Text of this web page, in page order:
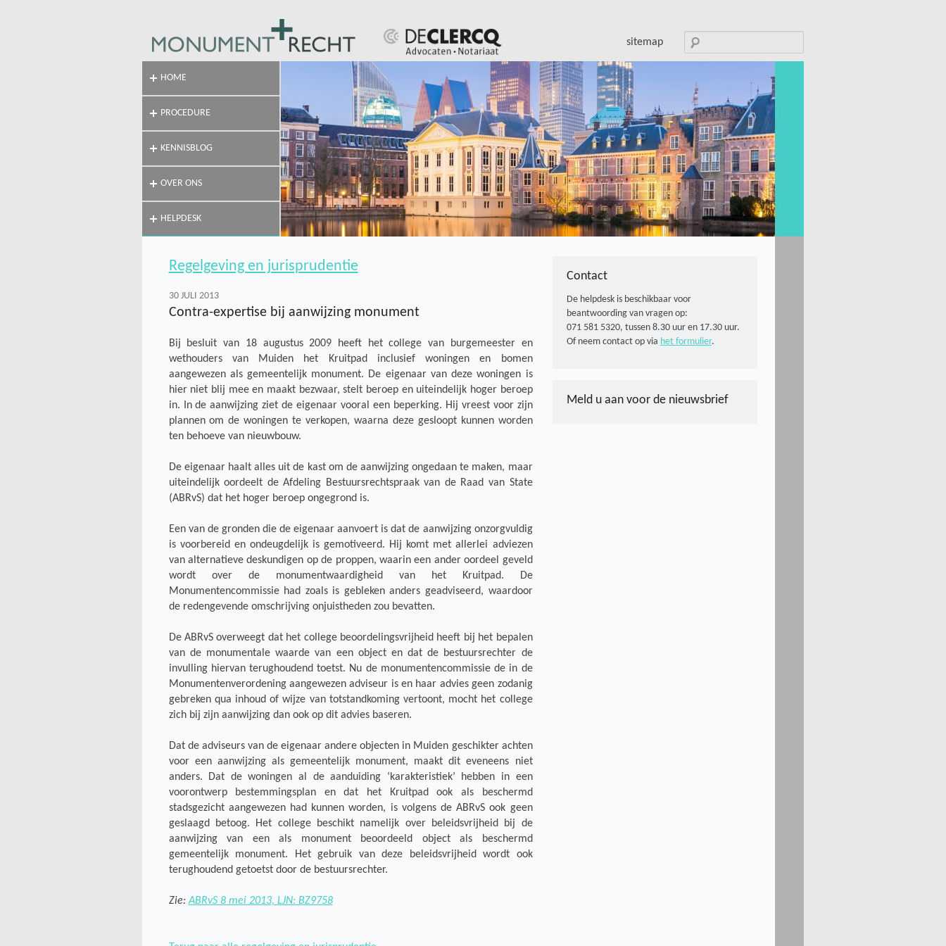
HOME
PROCEDURE
KENNISBLOG
OVER ONS
HELPDESK
Regelgeving en jurisprudentie
30 JULI 2013
Contra-expertise bij aanwijzing monument
Bij besluit van 18 augustus 2009 heeft het college van burgemeester en
wethouders van Muiden het Kruitpad inclusief woningen en bomen
aangewezen als gemeentelijk monument. De eigenaar van deze woningen is
hier niet blij mee en maakt bezwaar, stelt beroep en uiteindelijk hoger beroep
in. In de aanwijzing ziet de eigenaar vooral een beperking. Hij vreest voor zijn
plannen om de woningen te verkopen, waarna deze gesloopt kunnen worden
ten behoeve van nieuwbouw.
De eigenaar haalt alles uit de kast om de aanwijzing ongedaan te maken, maar
uiteindelijk oordeelt de Afdeling Bestuursrechtspraak van de Raad van State
(ABRvS) dat het hoger beroep ongegrond is.
Een van de gronden die de eigenaar aanvoert is dat de aanwijzing onzorgvuldig
is voorbereid en ondeugdelijk is gemotiveerd. Hij komt met allerlei adviezen
van alternatieve deskundigen op de proppen, waarin een ander oordeel geveld
wordt over de monumentwaardigheid van het Kruitpad. De
Monumentencommissie had zoals is gebleken anders geadviseerd, waardoor
de redengevende omschrijving onjuistheden zou bevatten.
De ABRvS overweegt dat het college beoordelingsvrijheid heeft bij het bepalen
van de monumentale waarde van een object en dat de bestuursrechter de
invulling hiervan terughoudend toetst. Nu de monumentencommissie de in de
Monumentenverordening aangewezen adviseur is en haar advies geen zodanig
gebreken qua inhoud of wijze van totstandkoming vertoont, mocht het college
zich bij zijn aanwijzing dan ook op dit advies baseren.
Dat de adviseurs van de eigenaar andere objecten in Muiden geschikter achten
voor een aanwijzing als gemeentelijk monument, maakt dit eveneens niet
anders. Dat de woningen al de aanduiding ‘karakteristiek’ hebben in een
voorontwerp bestemmingsplan en dat het Kruitpad ook als beschermd
stadsgezicht aangewezen had kunnen worden, is volgens de ABRvS ook geen
geslaagd betoog. Het college beschikt namelijk over beleidsvrijheid bij de
aanwijzing van een als monument beoordeeld object als beschermd
gemeentelijk monument. Het gebruik van deze beleidsvrijheid wordt ook
terughoudend getoetst door de bestuursrechter.
Zie:ABRvS 8 mei 2013, LJN: BZ9758
Contact
De helpdesk is beschikbaar voor
beantwoording van vragen op:
071 581 5320, tussen 8.30 uur en 17.30 uur.
Of neem contact op via het formulier.
Meld u aan voor de nieuwsbrief
Search
for:
sitemap